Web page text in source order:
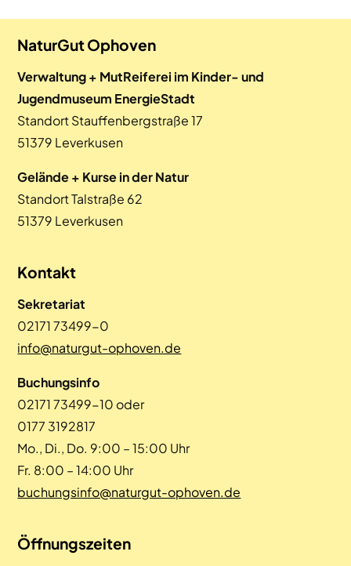
NaturGut Ophoven
Verwaltung + MutReiferei im Kinder- und
Jugendmuseum EnergieStadt
Standort Stauffenbergstraße 17
51379 Leverkusen
Gelände + Kurse in der Natur
Standort Talstraße 62
51379 Leverkusen
Kontakt
Sekretariat
02171 73499-0
info@naturgut-ophoven.de
Buchungsinfo
02171 73499-10 oder
0177 3192817
Mo., Di., Do. 9:00 – 15:00 Uhr
Fr. 8:00 – 14:00 Uhr
buchungsinfo@naturgut-ophoven.de
Öffnungszeiten